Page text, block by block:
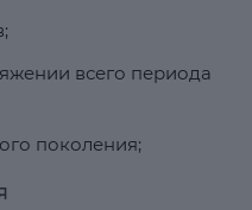
всего периода
поколения;